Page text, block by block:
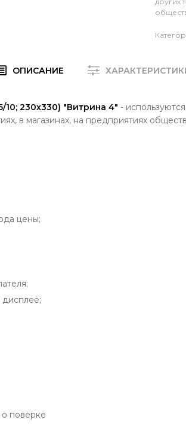
ОПИСАНИЕ
230х330) "Витрина 4" -
в магазинах, на предприятиях
цены;
о поверке